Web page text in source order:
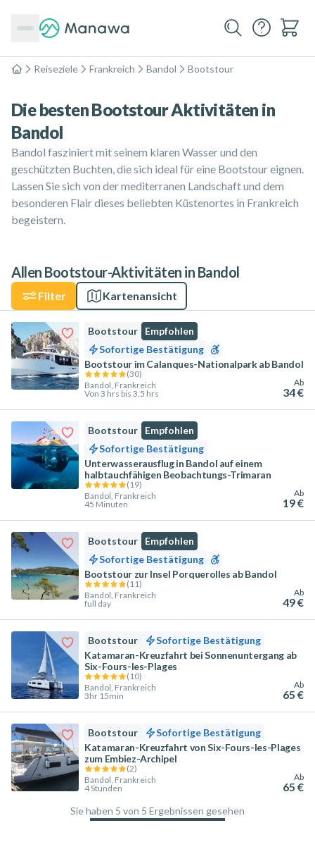
Home
Reiseziele Frankreich Bandol Bootstour
Die besten Bootstour Aktivitäten in
Bandol
Bandol fasziniert mit seinem klaren Wasser und den
geschützten Buchten, die sich ideal für eine Bootstour eignen.
Lassen Sie sich von der mediterranen Landschaft und dem
besonderen Flair dieses beliebten Küstenortes in Frankreich
begeistern.
Allen Bootstour-Aktivitäten in Bandol
Filter Kartenansicht
Bootstour
Empfohlen
Sofortige Bestätigung
Bootstour im Calanques-Nationalpark ab Bandol
(30)
Bandol, Frankreich
Von 3 hrs bis 3.5 hrs
Ab
34 €
Bootstour
Empfohlen
Sofortige Bestätigung
Unterwasserausflug in Bandol auf einem
halbtauchfähigen Beobachtungs-Trimaran
(19)
Bandol, Frankreich
45 Minuten
Ab
19 €
Bootstour
Empfohlen
Sofortige Bestätigung
Bootstour zur Insel Porquerolles ab Bandol
(11)
Bandol, Frankreich
full day
Ab
49 €
Bootstour
Sofortige Bestätigung
Katamaran-Kreuzfahrt bei Sonnenuntergang ab
Six-Fours-les-Plages
(10)
Bandol, Frankreich
3hr 15min
Ab
65 €
Bootstour
Sofortige Bestätigung
Katamaran-Kreuzfahrt von Six-Fours-les-Plages
zum Embiez-Archipel
(2)
Bandol, Frankreich
4 Stunden
Ab
65 €
Sie haben 5 von 5 Ergebnissen gesehen